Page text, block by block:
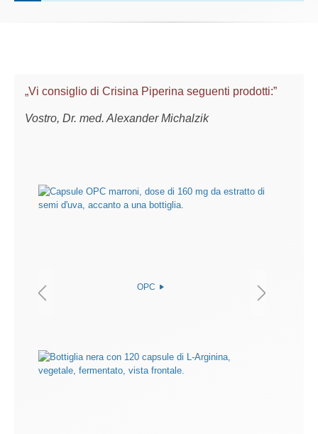
„Vi consiglio di Crisina Piperina seguenti prodotti:”
Vostro, Dr. med. Alexander Michalzik
OPC